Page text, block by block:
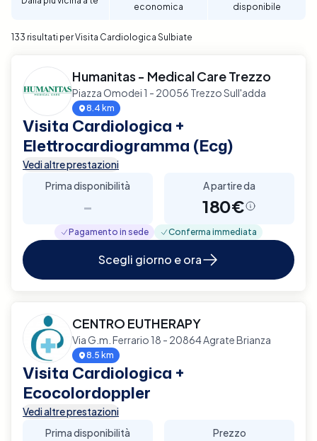
per garantire un supporto diagnostico completo e
economica
disponibile
133 risultati per Visita Cardiologica Sulbiate
Humanitas - Medical Care Trezzo
Piazza Omodei 1 - 20056 Trezzo Sull'adda
8.4 km
Visita Cardiologica +
Elettrocardiogramma (Ecg)
Vedi altre prestazioni
Prima disponibilità
-
A partire da
180€
Pagamento in sede Conferma immediata
Scegli giorno e ora
CENTRO EUTHERAPY
Via G.m. Ferrario 18 - 20864 Agrate Brianza
8.5 km
Visita Cardiologica +
Ecocolordoppler
Vedi altre prestazioni
Prima disponibilità
Prezzo